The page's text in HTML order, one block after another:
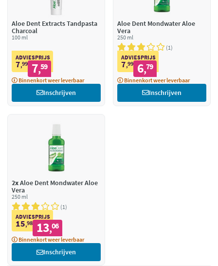
Aloe Dent Extracts Tandpasta
Charcoal
100 ml
ADVIESPRIJS
7,99 7,59
Binnenkort weer leverbaar
Inschrijven
Aloe Dent Mondwater Aloe
Vera
250 ml
1
ADVIESPRIJS
7,99 6,79
Binnenkort weer leverbaar
Inschrijven
2xAloe Dent Mondwater Aloe
Vera
250 ml
1
ADVIESPRIJS
15,98 13,06
Binnenkort weer leverbaar
Inschrijven